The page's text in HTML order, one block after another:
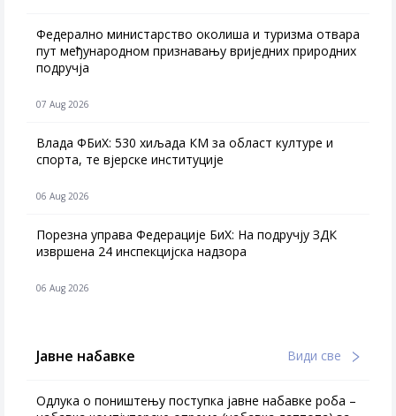
Федерално министарство околиша и туризма отвара
пут међународном признавању вриједних природних
подручја
07 Aug 2026
Влада ФБиХ: 530 хиљада КМ за област културе и
спорта, те вјерске институције
06 Aug 2026
Порезна управа Федерације БиХ: На подручју ЗДК
извршена 24 инспекцијска надзора
06 Aug 2026
Јавне набавке Види све
Одлука о поништењу поступка јавне набавке роба –